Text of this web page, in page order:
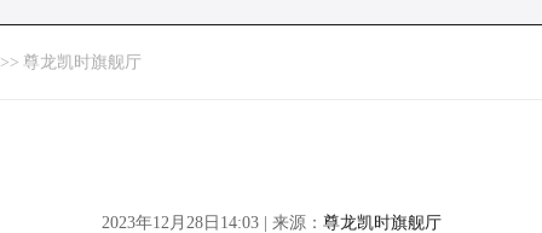
>> 尊龙凯时旗舰厅
2023年12月28日14:03 | 来源： 尊龙凯时旗舰厅